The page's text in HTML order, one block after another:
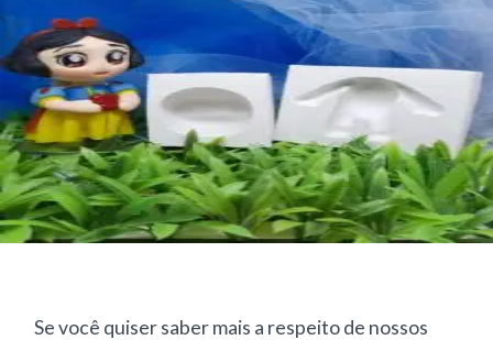
Se você quiser saber mais a respeito de nossos